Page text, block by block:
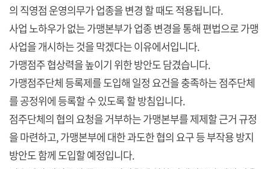
의 직영점 운영의무가 업종을 변경 할 때도 적용됩니다.
사업 노하우가 없는 가맹본부가 업종 변경을 통해 편법으로 가맹
사업을 개시하는 것을 막겠다는 이유에서입니다.
가맹점주 협상력을 높이기 위한 방안도 담겼습니다.
가맹점주단체 등록제를 도입해 일정 요건을 충족하는 점주단체
를 공정위에 등록할 수 있도록 할 방침입니다.
점주단체의 협의 요청을 거부하는 가맹본부를 제제할 근거 규정
을 마련하고, 가맹본부에 대한 과도한 협의 요구 등 부작용 방지
방안도 함께 도입할 예정입니다.